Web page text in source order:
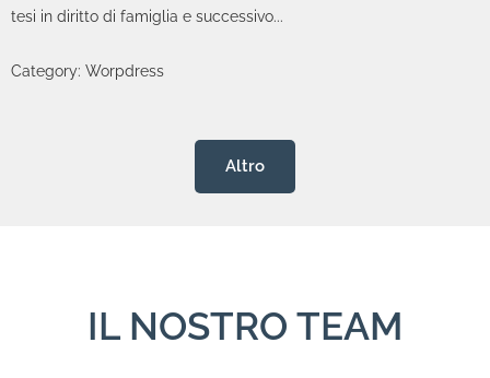
tesi in diritto di famiglia e successivo...
Category: Worpdress
Altro
IL NOSTRO TEAM